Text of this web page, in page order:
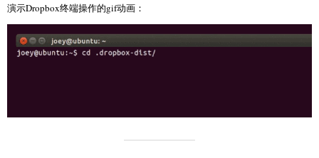
演示Dropbox终端操作的gif动画：